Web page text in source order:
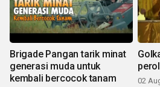
Brigade Pangan tarik minat
generasi muda untuk
kembali bercocok tanam
02